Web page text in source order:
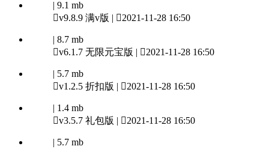
| 9.1 mb
v9.8.9 满v版 | 2021-11-28 16:50
| 8.7 mb
v6.1.7 无限元宝版 | 2021-11-28 16:50
| 5.7 mb
v1.2.5 折扣版 | 2021-11-28 16:50
| 1.4 mb
v3.5.7 礼包版 | 2021-11-28 16:50
| 5.7 mb